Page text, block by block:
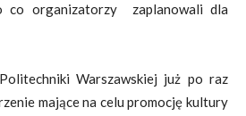
organizatorzy zaplanowali dla
Warszawskiej już po raz
mające na celu promocję kultury